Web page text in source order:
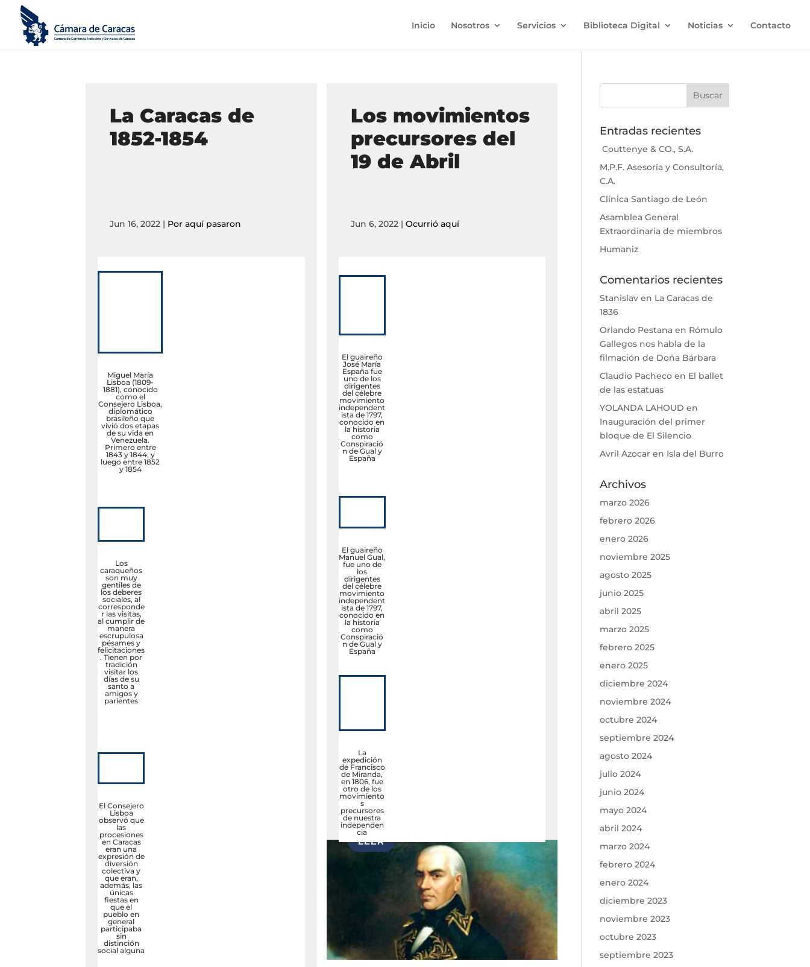
Inicio Nosotros Servicios Biblioteca Digital Noticias Contacto
La Caracas de
1852-1854
Jun 16, 2022 | Por aquí pasaron
Miguel María
Lisboa (1809-
1881), conocido
como el
Consejero Lisboa,
diplomático
brasileño que
vivió dos etapas
de su vida en
Venezuela.
Primero entre
1843 y 1844, y
luego entre 1852
y 1854
Los
caraqueños
son muy
gentiles de
los deberes
sociales, al
corresponde
r las visitas,
al cumplir de
manera
escrupulosa
pésames y
felicitaciones
. Tienen por
tradición
visitar los
días de su
santo a
amigos y
parientes
El Consejero
Lisboa
observó que
las
procesiones
en Caracas
eran una
expresión de
diversión
colectiva y
que eran,
además, las
únicas
fiestas en
que el
pueblo en
general
participaba
sin
distinción
social alguna
Los movimientos
precursores del
19 de Abril
Jun 6, 2022| Ocurrió aquí
El guaireño
José María
España fue
uno de los
dirigentes
del célebre
movimiento
independent
ista de 1797,
conocido en
la historia
como
Conspiració
n de Gual y
España
El guaireño
Manuel Gual,
fue uno de
los
dirigentes
del célebre
movimiento
independent
ista de 1797,
conocido en
la historia
como
Conspiració
n de Gual y
España
La
expedición
de Francisco
de Miranda,
en 1806, fue
otro de los
movimiento
s
precursores
de nuestra
independen
cia
Entradas recientes
Couttenye & CO., S.A.
M.P.F. Asesoría y Consultoría,
C.A.
Clínica Santiago de León
Asamblea General
Extraordinaria de miembros
Humaniz
Comentarios recientes
Stanislaven La Caracas de
1836
Orlando Pestanaen Rómulo
Gallegos nos habla de la
filmación de Doña Bárbara
Claudio Pachecoen El ballet
de las estatuas
YOLANDA LAHOUD en
Inauguración del primer
bloque de El Silencio
Avril Azocaren Isla del Burro
Archivos
marzo 2026
febrero 2026
enero 2026
noviembre 2025
agosto 2025
junio 2025
abril 2025
marzo 2025
febrero 2025
enero 2025
diciembre 2024
noviembre 2024
octubre 2024
septiembre 2024
agosto 2024
julio 2024
junio 2024
mayo 2024
abril 2024
marzo 2024
febrero 2024
enero 2024
diciembre 2023
noviembre 2023
octubre 2023
septiembre 2023